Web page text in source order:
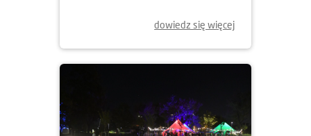
dowiedz się więcej